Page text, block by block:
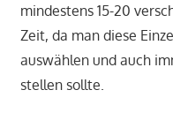
mindestens 15-20
Zeit, da man diese
auswählen und auch
stellen sollte.